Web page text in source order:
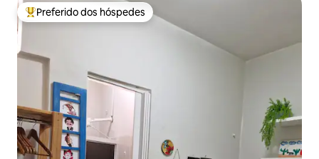
Entre os melhores preferidos dos hóspedes
Preferido dos hóspedes